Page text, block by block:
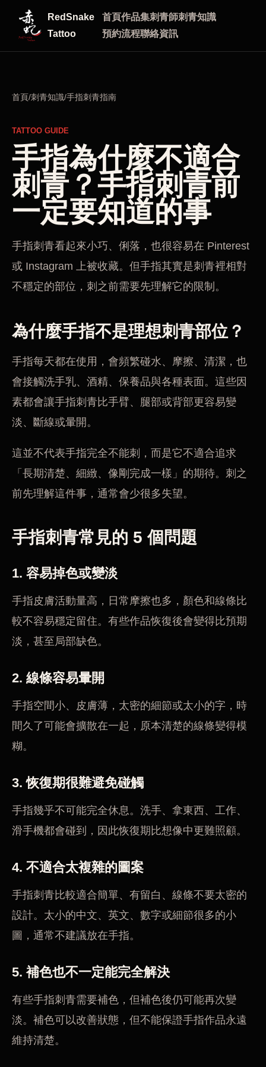
RedSnake
Tattoo
首頁作品集刺青師刺青知識
預約流程聯絡資訊
首頁/刺青知識/手指刺青指南
TATTOO GUIDE
手指為什麼不適合
刺青？手指刺青前
一定要知道的事
手指刺青看起來小巧、俐落，也很容易在 Pinterest
或 Instagram 上被收藏。但手指其實是刺青裡相對
不穩定的部位，刺之前需要先理解它的限制。
為什麼手指不是理想刺青部位？
手指每天都在使用，會頻繁碰水、摩擦、清潔，也
會接觸洗手乳、酒精、保養品與各種表面。這些因
素都會讓手指刺青比手臂、腿部或背部更容易變
淡、斷線或暈開。
這並不代表手指完全不能刺，而是它不適合追求
「長期清楚、細緻、像剛完成一樣」的期待。刺之
前先理解這件事，通常會少很多失望。
手指刺青常見的 5 個問題
1. 容易掉色或變淡
手指皮膚活動量高，日常摩擦也多，顏色和線條比
較不容易穩定留住。有些作品恢復後會變得比預期
淡，甚至局部缺色。
2. 線條容易暈開
手指空間小、皮膚薄，太密的細節或太小的字，時
間久了可能會擴散在一起，原本清楚的線條變得模
糊。
3. 恢復期很難避免碰觸
手指幾乎不可能完全休息。洗手、拿東西、工作、
滑手機都會碰到，因此恢復期比想像中更難照顧。
4. 不適合太複雜的圖案
手指刺青比較適合簡單、有留白、線條不要太密的
設計。太小的中文、英文、數字或細節很多的小
圖，通常不建議放在手指。
5. 補色也不一定能完全解決
有些手指刺青需要補色，但補色後仍可能再次變
淡。補色可以改善狀態，但不能保證手指作品永遠
維持清楚。